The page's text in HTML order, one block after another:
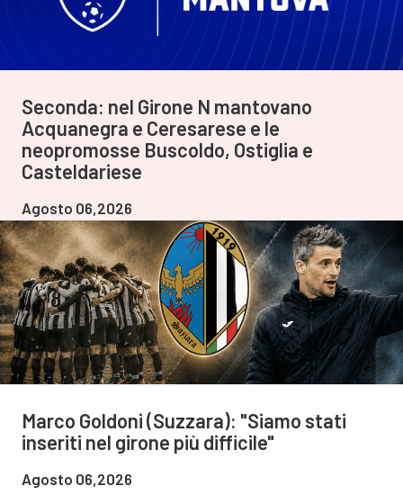
Seconda: nel Girone N mantovano
Acquanegra e Ceresarese e le
neopromosse Buscoldo, Ostiglia e
Casteldariese
Agosto 06,2026
Marco Goldoni (Suzzara): "Siamo stati
inseriti nel girone più difficile"
Agosto 06,2026